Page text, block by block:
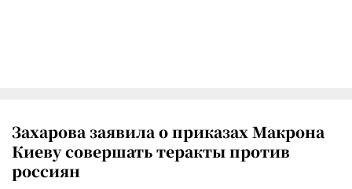
Захарова заявила о приказах Макрона
Киеву совершать теракты против
россиян